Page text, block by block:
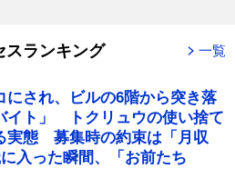
スランキング 一覧
にされ、ビルの6階から突き落
イト」 トクリュウの使い捨て
実態 募集時の約束は「月収
入った瞬間、「お前たち